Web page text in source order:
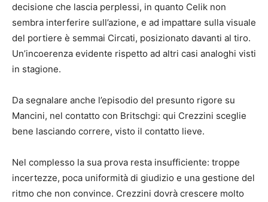
decisione che lascia perplessi, in quanto Celik non
sembra interferire sull’azione, e ad impattare sulla visuale
del portiere è semmai Circati, posizionato davanti al tiro.
Un’incoerenza evidente rispetto ad altri casi analoghi visti
in stagione.
Da segnalare anche l’episodio del presunto rigore su
Mancini, nel contatto con Britschgi: qui Crezzini sceglie
bene lasciando correre, visto il contatto lieve.
Nel complesso la sua prova resta insufficiente: troppe
incertezze, poca uniformità di giudizio e una gestione del
ritmo che non convince. Crezzini dovrà crescere molto